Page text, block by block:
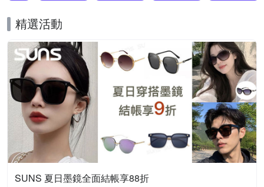
精選活動
SUNS 夏日墨鏡全面結帳享88折